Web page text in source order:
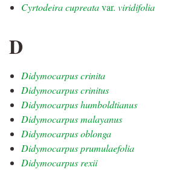
Cyrtodeira cupreatavar. viridifolia
D
Didymocarpus crinita
Didymocarpus crinitus
Didymocarpus humboldtianus
Didymocarpus malayanus
Didymocarpus oblonga
Didymocarpus prumulaefolia
Didymocarpus rexii